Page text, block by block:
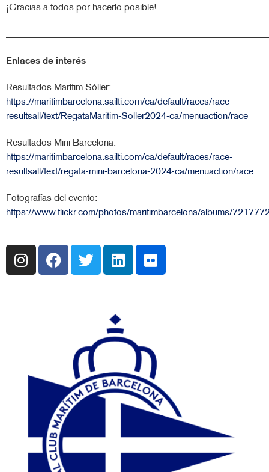
¡Gracias a todos por hacerlo posible!
Enlaces de interés
Resultados Marítim Sóller:
https://maritimbarcelona.sailti.com/ca/default/races/race-
resultsall/text/RegataMaritim-Soller2024-ca/menuaction/race
Resultados Mini Barcelona:
https://maritimbarcelona.sailti.com/ca/default/races/race-
resultsall/text/regata-mini-barcelona-2024-ca/menuaction/race
Fotografías del evento:
https://www.flickr.com/photos/maritimbarcelona/albums/